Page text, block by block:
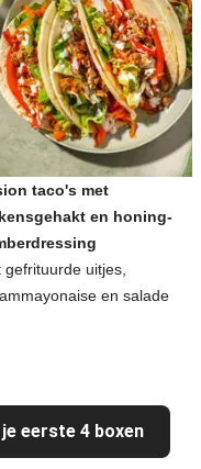
taco's met
en honing-
gefrituurde uitjes,
en salade
eerste 4 boxen